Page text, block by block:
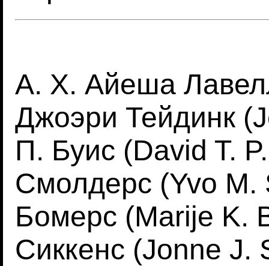
А. Х. Айеша
Джоэри Тейдинк
П. Буис (David T.
Смолдерс (Yvo
Бомерс (Marije K.
Сиккенс (Jonne